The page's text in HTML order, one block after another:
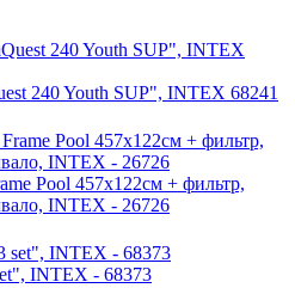
240 Youth SUP", INTEX 68241
Pool 457х122см + фильтр,
INTEX - 26726
INTEX - 68373